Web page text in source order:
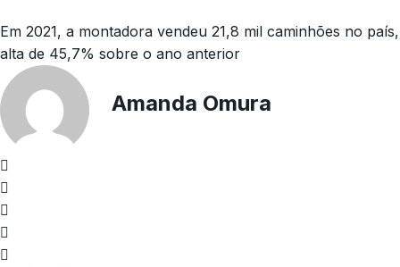
Em 2021, a montadora vendeu 21,8 mil caminhões no país,
alta de 45,7% sobre o ano anterior
Amanda Omura